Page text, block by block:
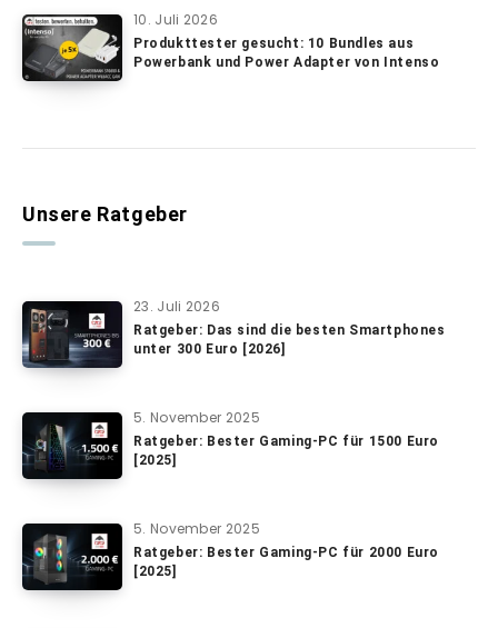
10. Juli 2026
Produkttester gesucht: 10 Bundles aus
Powerbank und Power Adapter von Intenso
Unsere Ratgeber
23. Juli 2026
Ratgeber: Das sind die besten Smartphones
unter 300 Euro [2026]
5. November 2025
Ratgeber: Bester Gaming-PC für 1500 Euro
[2025]
5. November 2025
Ratgeber: Bester Gaming-PC für 2000 Euro
[2025]